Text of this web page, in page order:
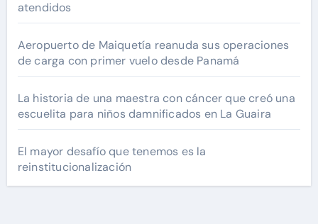
atendidos
Aeropuerto de Maiquetía reanuda sus operaciones
de carga con primer vuelo desde Panamá
La historia de una maestra con cáncer que creó una
escuelita para niños damnificados en La Guaira
El mayor desafío que tenemos es la
reinstitucionalización